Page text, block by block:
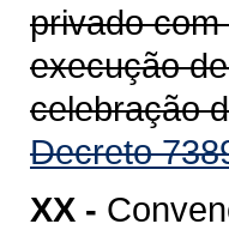
privado
execução
celebração
Decreto
XX -